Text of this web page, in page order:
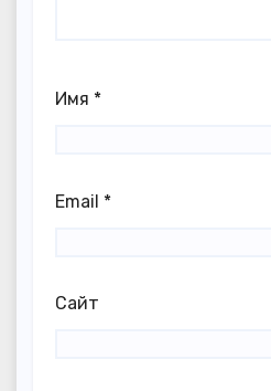
Имя *
Email *
Сайт